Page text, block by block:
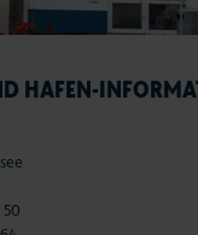
HAFEN-